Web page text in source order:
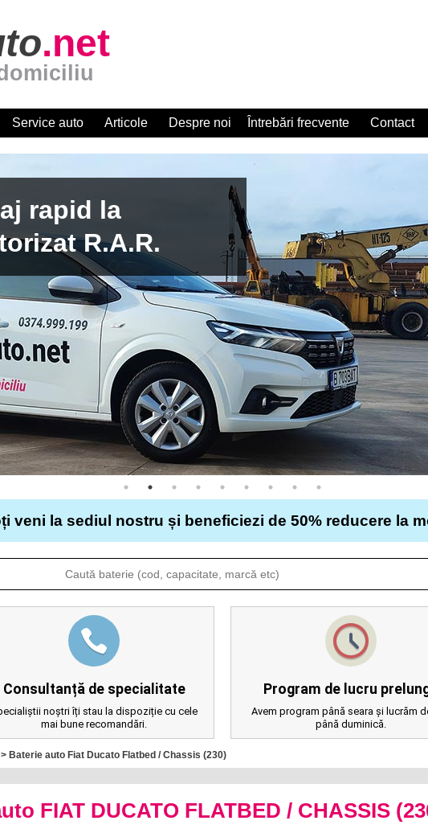
.net
Service auto Articole Despre noi Întrebări frecvente Contact
rapid la
R.A.R.
veni la sediul nostru și beneficiezi de 50% reducere la
Consultanță de specialitate
noștri îți stau la dispoziție cu cele
mai bune recomandări.
Program de lucru
Avem program până seara și lucrăm
până duminică.
> Baterie auto Fiat Ducato Flatbed / Chassis (230)
FIAT DUCATO FLATBED / CHASSIS